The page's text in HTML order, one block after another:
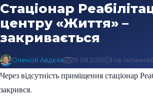
Стаціонар
центру «Життя» –
закривається
Олексій Авдєєв 29.08.2010 1 хв читання
Через відсутність приміщення стаціонар
закрився.